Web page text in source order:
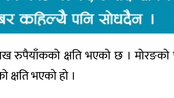
रुपैयाँकको क्षति भएको छ । मोरङको
भएको हो ।